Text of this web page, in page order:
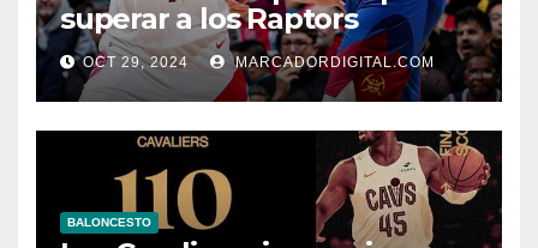
superar a los Raptors
OCT 29, 2024 MARCADORDIGITAL.COM
BALONCESTO